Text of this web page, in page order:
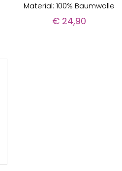
Material: 100% Baumwolle
€24,90